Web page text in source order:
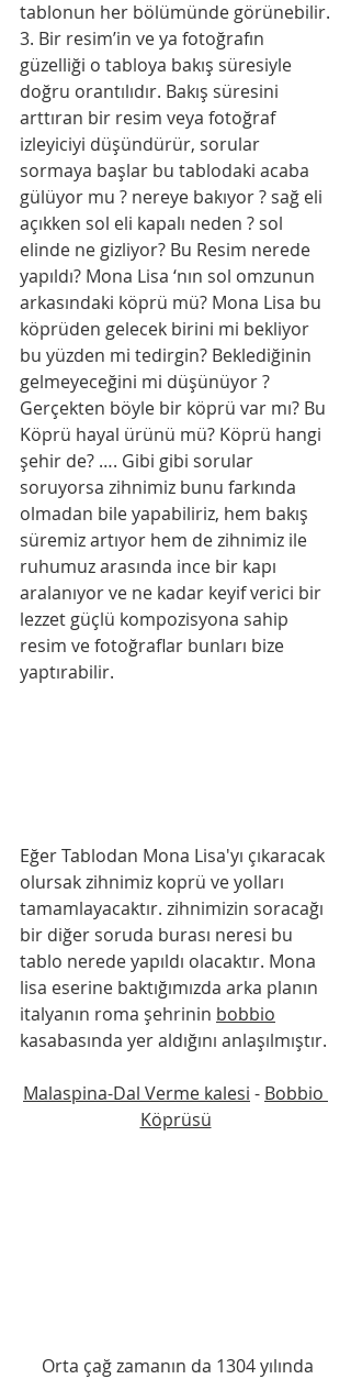
tablonun her bölümünde görünebilir.
3. Bir resim’in ve ya fotoğrafın
güzelliği o tabloya bakış süresiyle
doğru orantılıdır. Bakış süresini
arttıran bir resim veya fotoğraf
izleyiciyi düşündürür, sorular
sormaya başlar bu tablodaki acaba
gülüyor mu ? nereye bakıyor ? sağ eli
açıkken sol eli kapalı neden ? sol
elinde ne gizliyor? Bu Resim nerede
yapıldı? Mona Lisa ‘nın sol omzunun
arkasındaki köprü mü? Mona Lisa bu
köprüden gelecek birini mi bekliyor
bu yüzden mi tedirgin? Beklediğinin
gelmeyeceğini mi düşünüyor ?
Gerçekten böyle bir köprü var mı? Bu
Köprü hayal ürünü mü? Köprü hangi
şehir de? …. Gibi gibi sorular
soruyorsa zihnimiz bunu farkında
olmadan bile yapabiliriz, hem bakış
süremiz artıyor hem de zihnimiz ile
ruhumuz arasında ince bir kapı
aralanıyor ve ne kadar keyif verici bir
lezzet güçlü kompozisyona sahip
resim ve fotoğraflar bunları bize
yaptırabilir.
Eğer Tablodan Mona Lisa'yı çıkaracak
olursak zihnimiz koprü ve yolları
tamamlayacaktır. zihnimizin soracağı
bir diğer soruda burası neresi bu
tablo nerede yapıldı olacaktır. Mona
lisa eserine baktığımızda arka planın
italyanın roma şehrinin bobbio
kasabasında yer aldığını anlaşılmıştır.
Malaspina-Dal Verme kalesi - Bobbio
Köprüsü